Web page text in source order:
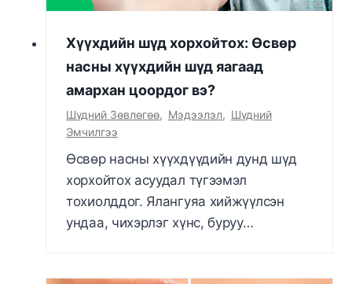
Хүүхдийн шүд хорхойтох: Өсвөр
насны хүүхдийн шүд яагаад
амархан цоордог вэ?
Шүдний Зөвлөгөө, Мэдээлэл, Шүдний
Эмчилгээ
Өсвөр насны хүүхдүүдийн дунд шүд
хорхойтох асуудал түгээмэл
тохиолддог. Ялангуяа хийжүүлсэн
ундаа, чихэрлэг хүнс, буруу…